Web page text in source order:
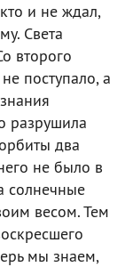
и не ждал,
Света
второго
поступало, а
разрушила
два
не было в
солнечные
весом. Тем
мы знаем,